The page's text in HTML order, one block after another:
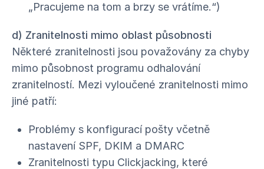
„Pracujeme na tom a brzy se vrátíme.“)
d) Zranitelnosti mimo oblast působnosti
Některé zranitelnosti jsou považovány za chyby
mimo působnost programu odhalování
zranitelností. Mezi vyloučené zranitelnosti mimo
jiné patří:
Problémy s konfigurací pošty včetně
nastavení SPF, DKIM a DMARC
Zranitelnosti typu Clickjacking, které